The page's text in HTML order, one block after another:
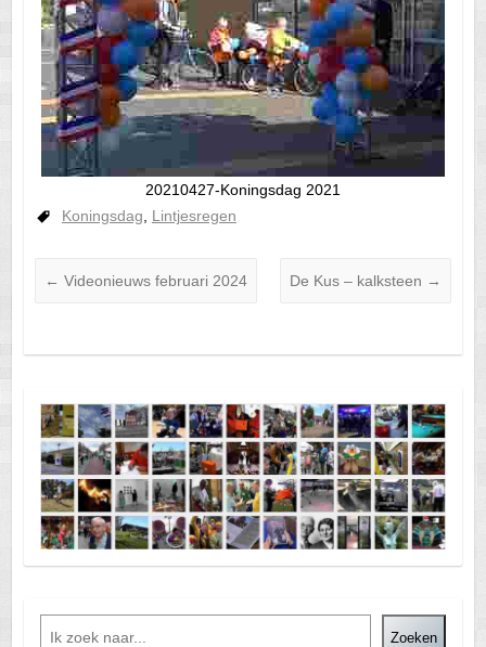
20210427-Koningsdag 2021
Koningsdag
Lintjesregen
← Videonieuws februari 2024 De Kus – kalksteen →
Zoeken